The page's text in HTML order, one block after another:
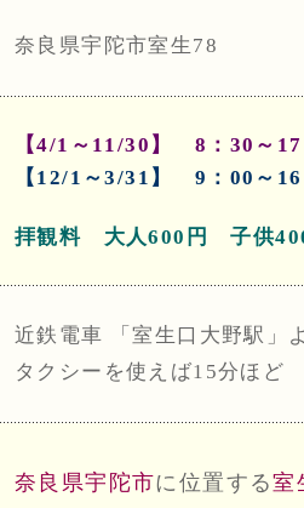
奈良県宇陀市室生78
【4/1～11/30】 8：30～
【12/1～3/31】 9：00～
拝観料 大人600円 子供
近鉄電車 「室生口大野駅
タクシーを使えば15分ほど
奈良県宇陀市に位置する室